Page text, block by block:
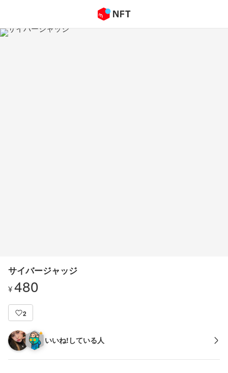
サイバージャッジ
¥480
2
いいね!している人